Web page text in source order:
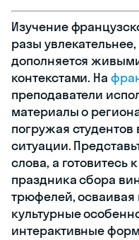
Изучение
разы
дополняется
контекстами. На
преподаватели
материалы о
погружая
ситуации.
слова, а
праздника сбора
трюфелей,
культурные
интерактивные